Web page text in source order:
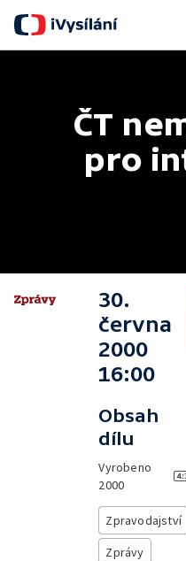
ČT
pro
30.
června
2000
16:00
Obsah
dílu
Vyrobeno
2000
Zpravodajství
Zprávy